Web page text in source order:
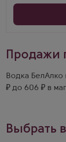
Продажи
Водка
₽ до 606 ₽ в
Выбрать